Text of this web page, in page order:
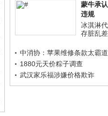
蒙牛承
违规
冰淇淋
存脏乱差
中消协：苹果维修条款太霸道
1880元天价粽子调查
武汉家乐福涉嫌价格欺诈